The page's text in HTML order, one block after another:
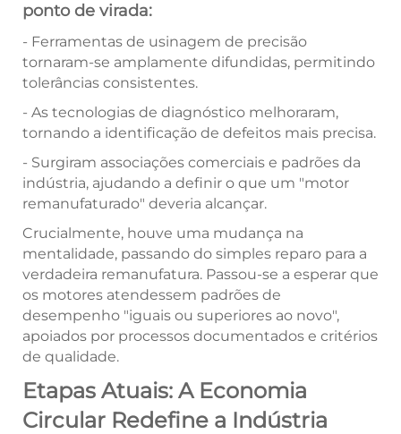
ponto de virada:
- Ferramentas de usinagem de precisão
tornaram-se amplamente difundidas, permitindo
tolerâncias consistentes.
- As tecnologias de diagnóstico melhoraram,
tornando a identificação de defeitos mais precisa.
- Surgiram associações comerciais e padrões da
indústria, ajudando a definir o que um "motor
remanufaturado" deveria alcançar.
Crucialmente, houve uma mudança na
mentalidade, passando do simples reparo para a
verdadeira remanufatura. Passou-se a esperar que
os motores atendessem padrões de
desempenho "iguais ou superiores ao novo",
apoiados por processos documentados e critérios
de qualidade.
Etapas Atuais: A Economia
Circular Redefine a Indústria